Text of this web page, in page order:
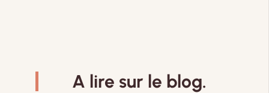
A lire sur le blog.